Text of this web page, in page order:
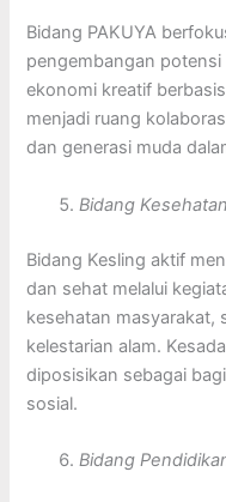
Bidang PAKUYA
pengembangan
ekonomi kreatif
menjadi ruang
dan generasi muda
Bidang
Bidang Kesling aktif
dan sehat melalui
kesehatan masyarakat,
kelestarian alam.
diposisikan sebagai
sosial.
Bidang